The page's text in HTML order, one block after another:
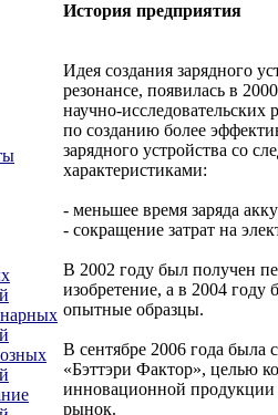
История предприятия
Идея создания зарядного
резонансе, появилась в
научно-исследовательских
по созданию более
зарядного устройства со
характеристиками:
- меньшее время заряда
- сокращение затрат на
В 2002 году был получен
изобретение, а в 2004
опытные образцы.
В сентябре 2006 года была
«Бэттэри Фактор», целью
инновационной
рынок.